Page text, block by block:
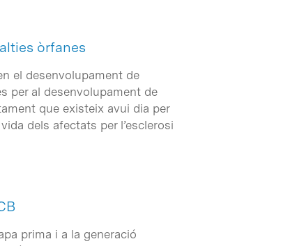
òrfanes
el desenvolupament de
per al desenvolupament de
que existeix avui dia per
dels afectats per l’esclerosi
prima i a la generació